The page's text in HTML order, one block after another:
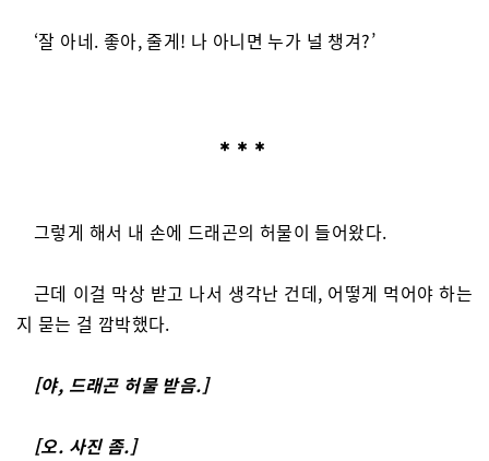
‘잘 아네. 좋아, 줄게! 나 아니면 누가 널 챙겨?’
그렇게 해서 내 손에 드래곤의 허물이 들어왔다.
근데 이걸 막상 받고 나서 생각난 건데, 어떻게 먹어야 하는
지 묻는 걸 깜박했다.
[야, 드래곤 허물 받음.]
[오. 사진 좀.]